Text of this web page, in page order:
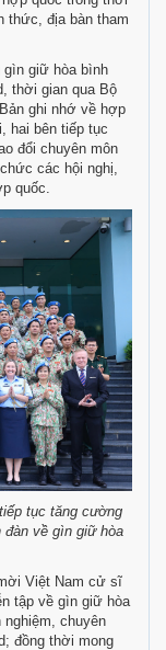
thức, địa bàn tham
gìn giữ hòa bình
thời gian qua Bộ
ghi nhớ về hợp
hai bên tiếp tục
đổi chuyên môn
các hội nghị,
quốc.
tục tăng cường
đàn về gìn giữ hòa
Việt Nam cử sĩ
tập về gìn giữ hòa
nghiệm, chuyên
đồng thời mong